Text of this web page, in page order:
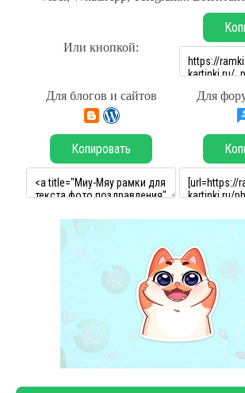
Или кнопкой:
Для блогов и сайтов Для
Копировать